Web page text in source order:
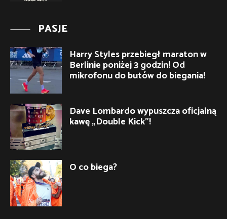
PASJE
Harry Styles przebiegł maraton w
Berlinie poniżej 3 godzin! Od
mikrofonu do butów do biegania!
Dave Lombardo wypuszcza oficjalną
kawę „Double Kick”!
O co biega?